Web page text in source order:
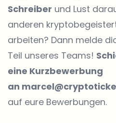
Schreiber und Lust
anderen
arbeiten? Dann melde
Teil unseres Teams!
eine Kurzbewerbung
an
auf eure Bewerbungen.